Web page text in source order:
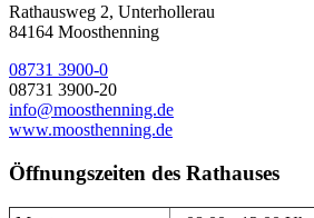
Rathausweg 2, Unterhollerau
84164 Moosthenning
08731 3900-0
08731 3900-20
info@moosthenning.de
www.moosthenning.de
Öffnungszeiten des Rathauses